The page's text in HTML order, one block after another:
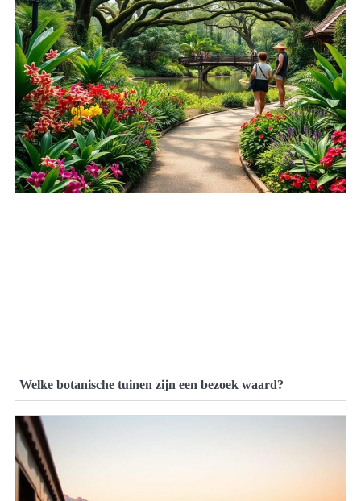
Welke botanische tuinen zijn een bezoek waard?